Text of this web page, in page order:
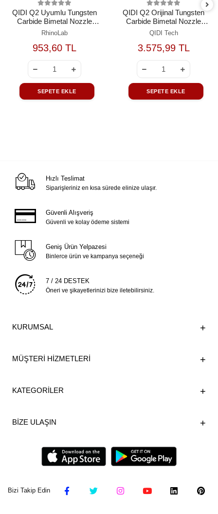
QIDI Q2 Uyumlu Tungsten
Carbide Bimetal Nozzle
0.8mm
RhinoLab
953,60 TL
SEPETE EKLE
QIDI Q2 Orijinal Tungsten
Carbide Bimetal Nozzle
0.8mm
QIDI Tech
3.575,99 TL
SEPETE EKLE
Hızlı Teslimat
Siparişleriniz en kısa sürede elinize ulaşır.
Güvenli Alışveriş
Güvenli ve kolay ödeme sistemi
Geniş Ürün Yelpazesi
Binlerce ürün ve kampanya seçeneği
7 / 24 DESTEK
Öneri ve şikayetlerinizi bize iletebilirsiniz.
KURUMSAL
MÜŞTERİ HİZMETLERİ
KATEGORİLER
BİZE ULAŞIN
Bizi Takip Edin